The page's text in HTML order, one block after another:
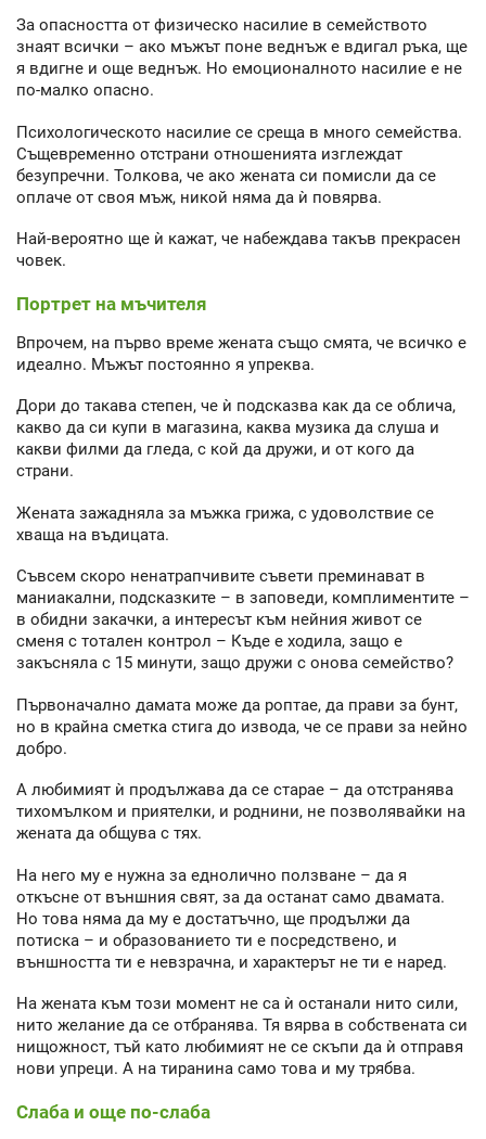
За опасността от физическо насилие в семейството
знаят всички – ако мъжът поне веднъж е вдигал ръка, ще
я вдигне и още веднъж. Но емоционалното насилие е не
по-малко опасно.
Психологическото насилие се среща в много семейства.
Същевременно отстрани отношенията изглеждат
безупречни. Толкова, че ако жената си помисли да се
оплаче от своя мъж, никой няма да ѝ повярва.
Най-вероятно ще ѝ кажат, че набеждава такъв прекрасен
човек.
Портрет на мъчителя
Впрочем, на първо време жената също смята, че всичко е
идеално. Мъжът постоянно я упреква.
Дори до такава степен, че ѝ подсказва как да се облича,
какво да си купи в магазина, каква музика да слуша и
какви филми да гледа, с кой да дружи, и от кого да
страни.
Жената зажадняла за мъжка грижа, с удоволствие се
хваща на въдицата.
Съвсем скоро ненатрапчивите съвети преминават в
маниакални, подсказките – в заповеди, комплиментите –
в обидни закачки, а интересът към нейния живот се
сменя с тотален контрол – Къде е ходила, защо е
закъсняла с 15 минути, защо дружи с онова семейство?
Първоначално дамата може да роптае, да прави за бунт,
но в крайна сметка стига до извода, че се прави за нейно
добро.
А любимият ѝ продължава да се старае – да отстранява
тихомълком и приятелки, и роднини, не позволявайки на
жената да общува с тях.
На него му е нужна за еднолично ползване – да я
откъсне от външния свят, за да останат само двамата.
Но това няма да му е достатъчно, ще продължи да
потиска – и образованието ти е посредствено, и
външността ти е невзрачна, и характерът не ти е наред.
На жената към този момент не са ѝ останали нито сили,
нито желание да се отбранява. Тя вярва в собствената си
нищожност, тъй като любимият не се скъпи да ѝ отправя
нови упреци. А на тиранина само това и му трябва.
Слаба и още по-слаба